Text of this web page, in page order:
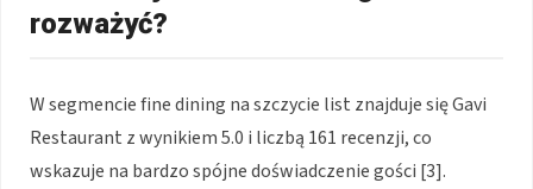
rozważyć?
W segmencie fine dining na szczycie list znajduje się Gavi
Restaurant z wynikiem 5.0 i liczbą 161 recenzji, co
wskazuje na bardzo spójne doświadczenie gości [3].